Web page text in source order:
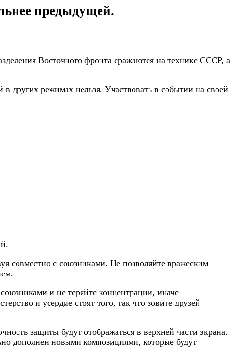
предыдущей.
Восточного фронта сражаются на технике СССР, а
других режимах нельзя. Участвовать в событии на своей
совместно с союзниками. Не позволяйте вражеским
и не теряйте концентрации, иначе
и усердие стоят того, так что зовите друзей
защиты будут отображаться в верхней части экрана.
дополнен новыми композициями, которые будут